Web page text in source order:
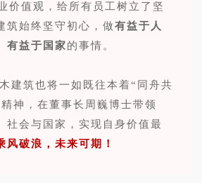
价值观，给所有员工树立了坚
筑始终坚守初心，做有益于人
有益于国家的事情。
建筑也将一如既往本着“同舟共
神，在董事长周巍博士带领
社会与国家，实现自身价值最
风破浪，未来可期！